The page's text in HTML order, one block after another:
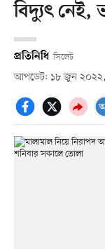
বিদ্যুৎ
প্রতিনিধি সিলেট
আপডেট: ১৮ জুন